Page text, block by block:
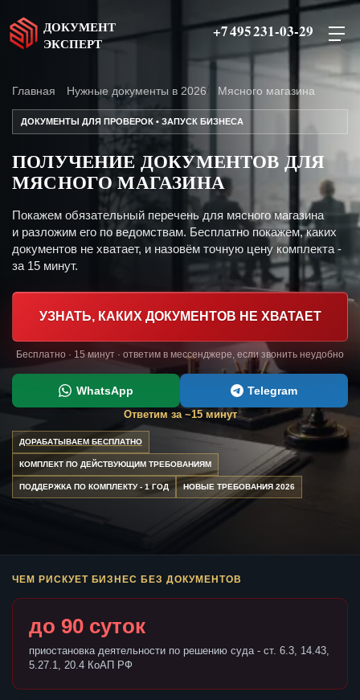
ДОКУМЕНТ
ЭКСПЕРТ
+7 495 231-03-29
Главная Нужные документы в 2026 Мясного магазина
ДОКУМЕНТЫ ДЛЯ ПРОВЕРОК • ЗАПУСК БИЗНЕСА
ПОЛУЧЕНИЕ ДОКУМЕНТОВ ДЛЯ
МЯСНОГО МАГАЗИНА
Покажем обязательный перечень для мясного магазина
и разложим его по ведомствам. Бесплатно покажем, каких
документов не хватает, и назовём точную цену комплекта -
за 15 минут.
УЗНАТЬ, КАКИХ ДОКУМЕНТОВ НЕ ХВАТАЕТ
Бесплатно · 15 минут · ответим в мессенджере, если звонить неудобно
WhatsApp Telegram
Ответим за ~15 минут
ДОРАБАТЫВАЕМ БЕСПЛАТНО
КОМПЛЕКТ ПО ДЕЙСТВУЮЩИМ ТРЕБОВАНИЯМ
ПОДДЕРЖКА ПО КОМПЛЕКТУ - 1 ГОД НОВЫЕ ТРЕБОВАНИЯ 2026
ЧЕМ РИСКУЕТ БИЗНЕС БЕЗ ДОКУМЕНТОВ
до 90 суток
приостановка деятельности по решению суда - ст. 6.3, 14.43,
5.27.1, 20.4 КоАП РФ